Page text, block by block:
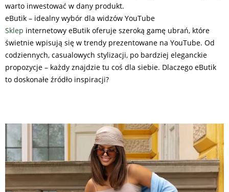
warto inwestować w dany produkt.
eButik – idealny wybór dla widzów YouTube
Sklep internetowy eButik oferuje szeroką gamę ubrań, które
świetnie wpisują się w trendy prezentowane na YouTube. Od
codziennych, casualowych stylizacji, po bardziej eleganckie
propozycje – każdy znajdzie tu coś dla siebie. Dlaczego eButik
to doskonałe źródło inspiracji?